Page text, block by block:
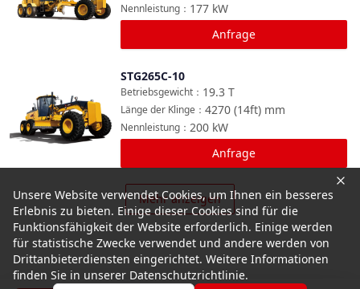
177 kW
Nennleistung ：
Anfrage
STG265C-10
19.3 T
Betriebsgewicht ：
4270 (14ft) mm
Länge der Klinge ：
200 kW
Nennleistung ：
Anfrage
Mehr anzeigen
Unsere Website verwendet Cookies, um Ihnen ein besseres
Erlebnis zu bieten. Einige dieser Cookies sind für die
Funktionsfähigkeit der Website erforderlich. Einige werden
für statistische Zwecke verwendet und andere werden von
Drittanbieterdiensten eingerichtet. Weitere Informationen
finden Sie in unserer Datenschutzrichtlinie.